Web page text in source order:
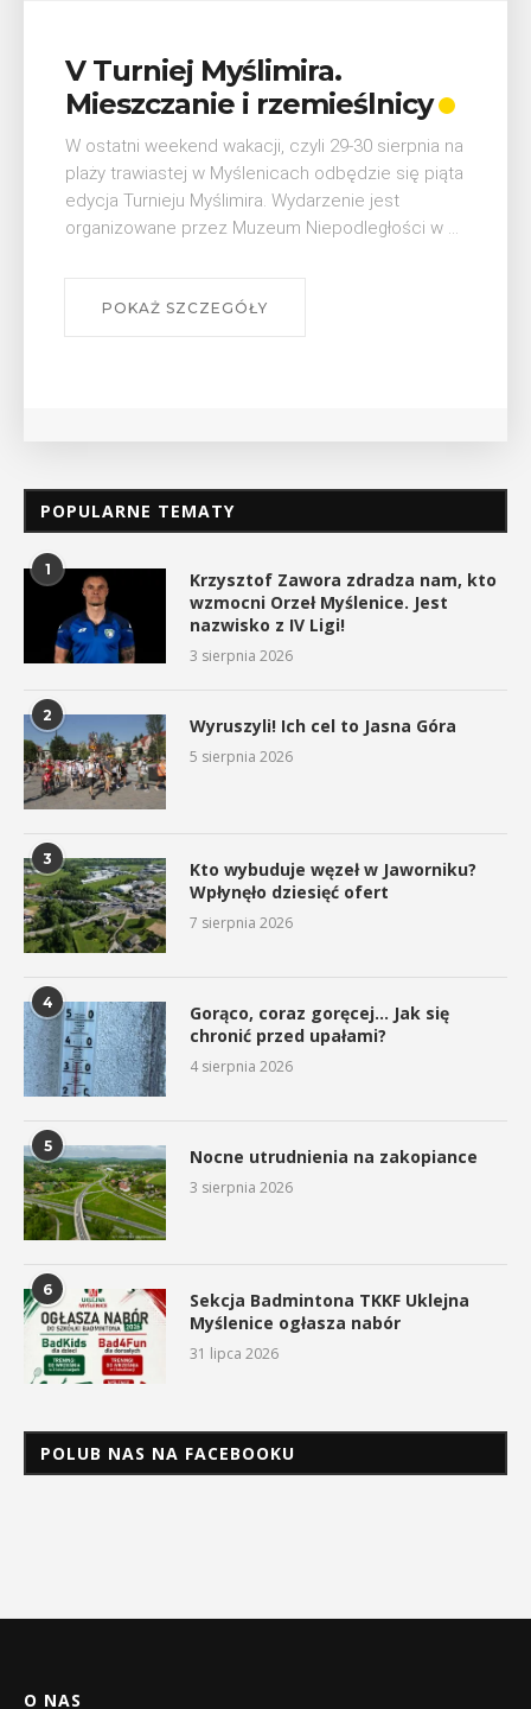
sierpnia na
się piąta
w ...
Wykład „Jak zdobyć
odznaki na myślenickich
szlakach?”
W środę 12 sierpnia o godz. 17 w Miejskiej
Bibliotece Publicznej w Myślenicach
wykład Mateusza Murzyna, przewodnika i
POPULARNE TEMATY
1
Krzysztof Zawora zdradza nam, kto
wzmocni Orzeł Myślenice. Jest
nazwisko z IV Ligi!
3 sierpnia 2026
2 Wyruszyli! Ich cel to Jasna Góra
5 sierpnia 2026
3
Kto wybuduje węzeł w Jaworniku?
Wpłynęło dziesięć ofert
7 sierpnia 2026
4
Gorąco, coraz goręcej… Jak się
chronić przed upałami?
4 sierpnia 2026
5 Nocne utrudnienia na zakopiance
3 sierpnia 2026
6
Sekcja Badmintona TKKF Uklejna
Myślenice ogłasza nabór
31 lipca 2026
POLUB NAS NA FACEBOOKU
O NAS